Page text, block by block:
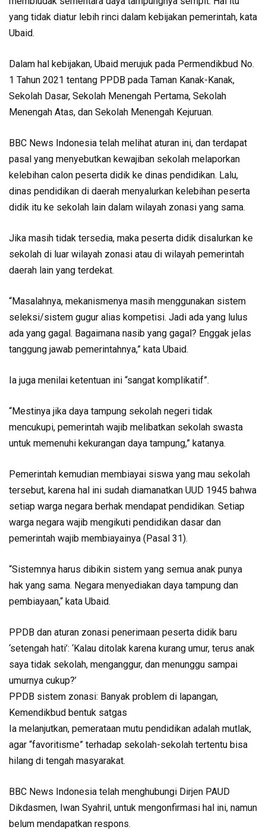
yang tidak diatur lebih rinci dalam kebijakan pemerintah, kata
Ubaid.
Dalam hal kebijakan, Ubaid merujuk pada Permendikbud No.
1 Tahun 2021 tentang PPDB pada Taman Kanak-Kanak,
Sekolah Dasar, Sekolah Menengah Pertama, Sekolah
Menengah Atas, dan Sekolah Menengah Kejuruan.
BBC News Indonesia telah melihat aturan ini, dan terdapat
pasal yang menyebutkan kewajiban sekolah melaporkan
kelebihan calon peserta didik ke dinas pendidikan. Lalu,
dinas pendidikan di daerah menyalurkan kelebihan peserta
didik itu ke sekolah lain dalam wilayah zonasi yang sama.
Jika masih tidak tersedia, maka peserta didik disalurkan ke
sekolah di luar wilayah zonasi atau di wilayah pemerintah
daerah lain yang terdekat.
“Masalahnya, mekanismenya masih menggunakan sistem
seleksi/sistem gugur alias kompetisi. Jadi ada yang lulus
ada yang gagal. Bagaimana nasib yang gagal? Enggak jelas
tanggung jawab pemerintahnya,” kata Ubaid.
Ia juga menilai ketentuan ini “sangat komplikatif”.
“Mestinya jika daya tampung sekolah negeri tidak
mencukupi, pemerintah wajib melibatkan sekolah swasta
untuk memenuhi kekurangan daya tampung,” katanya.
Pemerintah kemudian membiayai siswa yang mau sekolah
tersebut, karena hal ini sudah diamanatkan UUD 1945 bahwa
setiap warga negara berhak mendapat pendidikan. Setiap
warga negara wajib mengikuti pendidikan dasar dan
pemerintah wajib membiayainya (Pasal 31).
“Sistemnya harus dibikin sistem yang semua anak punya
hak yang sama. Negara menyediakan daya tampung dan
pembiayaan,“ kata Ubaid.
PPDB dan aturan zonasi penerimaan peserta didik baru
‘setengah hati’: ‘Kalau ditolak karena kurang umur, terus anak
saya tidak sekolah, menganggur, dan menunggu sampai
umurnya cukup?’
PPDB sistem zonasi: Banyak problem di lapangan,
Kemendikbud bentuk satgas
Ia melanjutkan, pemerataan mutu pendidikan adalah mutlak,
agar “favoritisme” terhadap sekolah-sekolah tertentu bisa
hilang di tengah masyarakat.
BBC News Indonesia telah menghubungi Dirjen PAUD
Dikdasmen, Iwan Syahril, untuk mengonfirmasi hal ini, namun
belum mendapatkan respons.